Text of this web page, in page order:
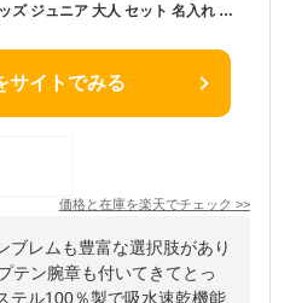
昇華 サッカー ユニフォーム キッズ ジュニア 大人 セット 名入れ 背番号 サッカー ユニホーム チーム 団体 100-200cm フットサル サッカー部 部活シリーズ オリジナル マーキング無料 フットサル ウェア 選手権大会 競技会 サッカー服 上下セット おしゃれ
サイトでみる
価格と在庫を楽天でチェック >>
ブレムも豊富な選択肢があり
テン腕章も付いてきてとっ
テル100％製で吸水速乾機能